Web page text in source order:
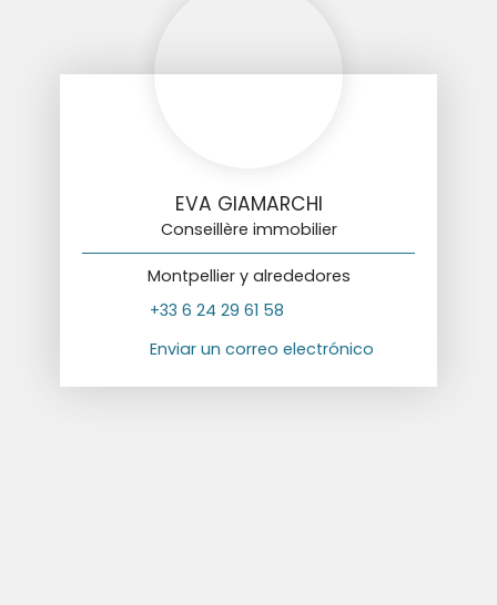
EVA GIAMARCHI
Conseillère immobilier
Montpellier y alrededores
+33 6 24 29 61 58
Enviar un correo electrónico